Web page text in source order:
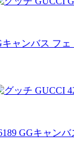
ャンバス フ
GGキャン